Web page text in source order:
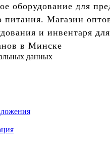
оборудование для
питания. Магазин
и инвентаря
в Минске
данных